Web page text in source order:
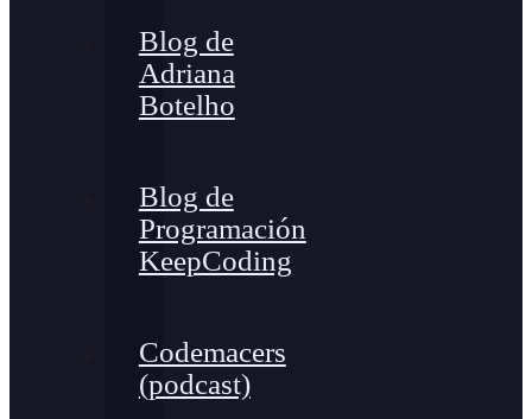
Blog de
Adriana
Botelho
Blog de
Programación
KeepCoding
Codemacers
(podcast)